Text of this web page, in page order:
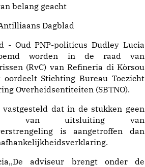
belang geacht
Dagblad
- Oud PNP-politicus Dudley Lucia
worden in de raad van
(RvC) van Refineria di Kòrsou
oordeelt Stichting Bureau Toezicht
Overheidsentiteiten (SBTNO).
vastgesteld dat in de stukken geen
van uitsluiting van
is aangetroffen dan
adviseur brengt onder de